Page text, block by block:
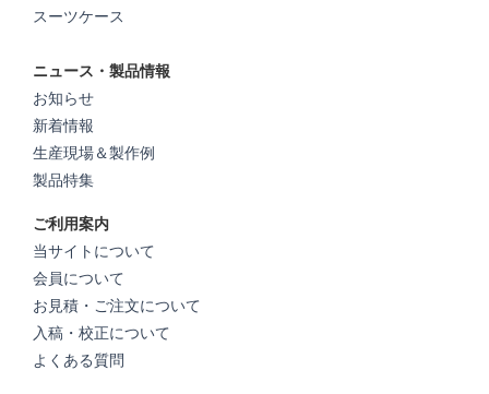
スーツケース
ニュース・製品情報
お知らせ
新着情報
生産現場＆製作例
製品特集
ご利用案内
当サイトについて
会員について
お見積・ご注文について
入稿・校正について
よくある質問